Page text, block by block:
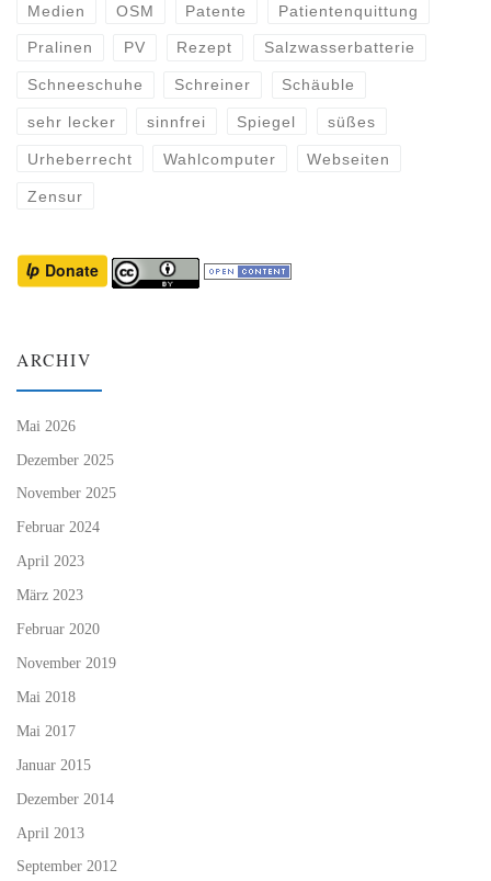
Medien OSM Patente Patientenquittung
Pralinen PV Rezept Salzwasserbatterie
Schneeschuhe Schreiner Schäuble
sehr lecker sinnfrei Spiegel süßes
Urheberrecht Wahlcomputer Webseiten
Zensur
ARCHIV
Mai 2026
Dezember 2025
November 2025
Februar 2024
April 2023
März 2023
Februar 2020
November 2019
Mai 2018
Mai 2017
Januar 2015
Dezember 2014
April 2013
September 2012